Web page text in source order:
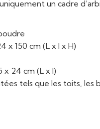
un cadre
x 150 cm (L x l x H)
x 24 cm (L x l)
tels que les toits, les